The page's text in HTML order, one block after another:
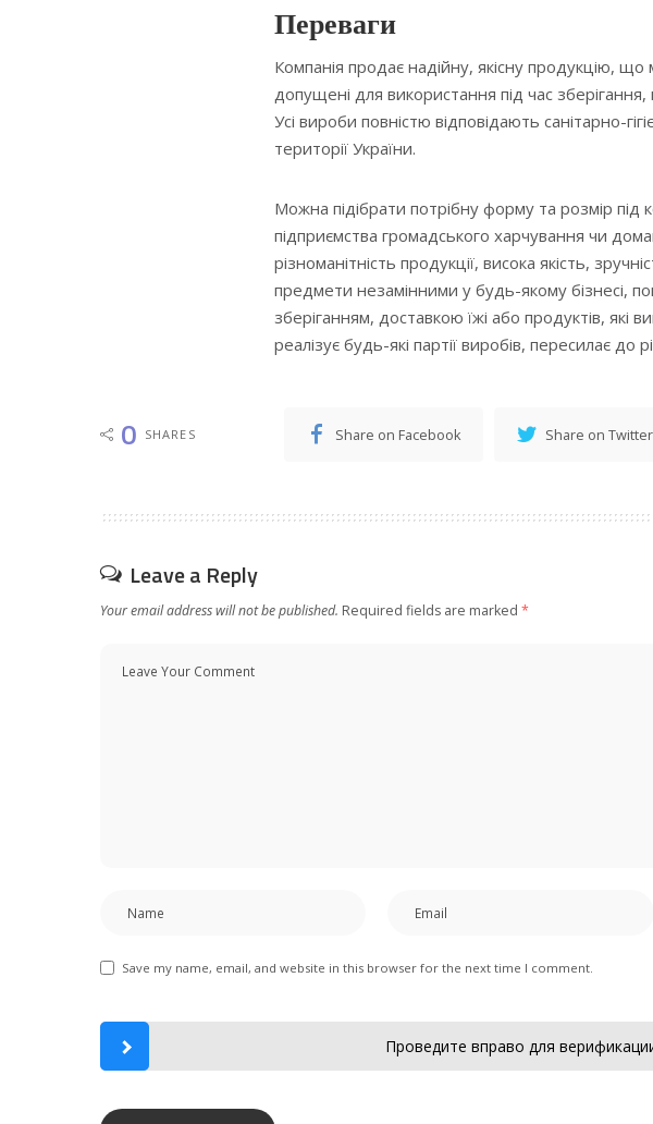
Переваги
Компанія продає надійну, якісну продукцію, що
допущені для використання під час
Усі вироби повністю відповідають санітарно-
території України.
Можна підібрати потрібну форму та розмір під
підприємства громадського харчування чи
різноманітність продукції, висока якість,
предмети незамінними у будь-якому бізнесі,
зберіганням, доставкою їжі або продуктів,
реалізує будь-які партії виробів, пересилає до
0 SHARES Share on Facebook Share on Twitter
Leave a Reply
Your email address will not be published. Required fields are marked *
Save my name, email, and website in this browser for the next time I comment.
Проведите вправо для